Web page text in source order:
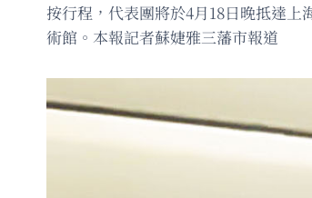
按行程，代表團將於4月18日晚抵達
術館。本報記者蘇婕雅三藩市報道